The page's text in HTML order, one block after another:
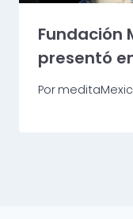
Fundación
presentó
Por